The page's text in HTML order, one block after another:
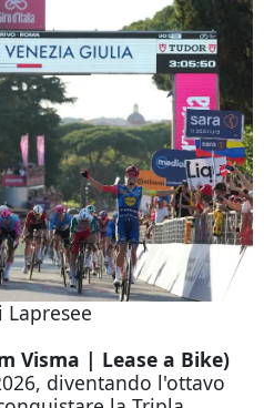
Lapresee
Visma | Lease a Bike)
diventando l'ottavo